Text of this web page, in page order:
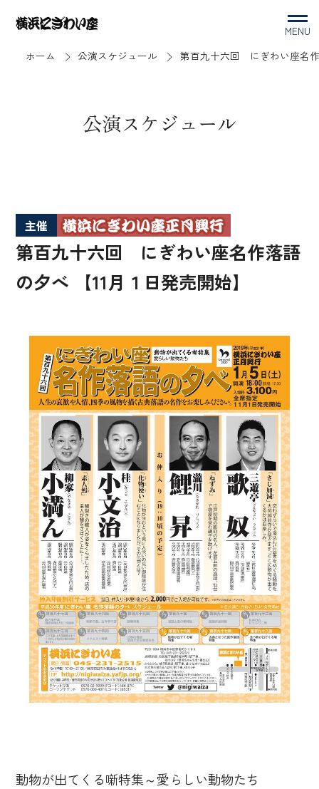
MENU
ホーム
公演スケジュール 第百九十六回 にぎわい座名
公演スケジュール
主催
第百九十六回 にぎわい座名作落語
の夕べ 【11月１日発売開始】
動物が出てくる噺特集～愛らしい動物たち